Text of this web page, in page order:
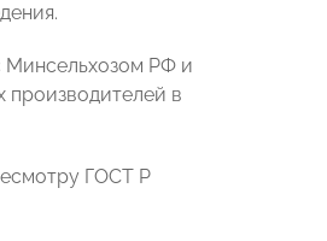
Минсельхозом РФ и
производителей в
ГОСТ Р